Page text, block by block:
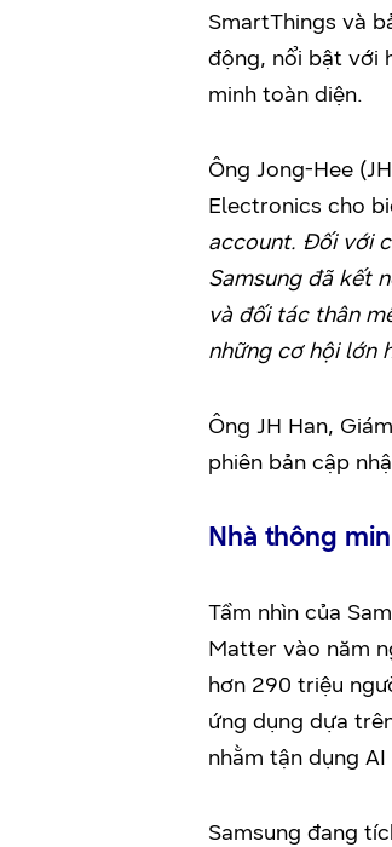
SmartThings và
động, nổi bật với
minh toàn diện.
Ông Jong-Hee
Electronics cho
account. Đối với
Samsung đã kết
và đối tác thân
những cơ hội lớn
Ông JH Han,
phiên bản cập
Nhà thông
Tầm nhìn của
Matter vào năm
hơn 290 triệu
ứng dụng dựa
nhằm tận dụng
Samsung đang